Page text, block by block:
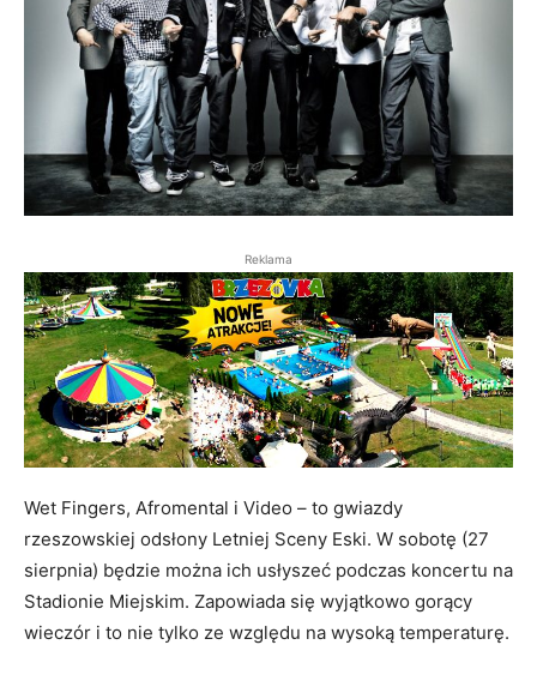
Reklama
Wet Fingers, Afromental i Video – to gwiazdy
rzeszowskiej odsłony Letniej Sceny Eski. W sobotę (27
sierpnia) będzie można ich usłyszeć podczas koncertu na
Stadionie Miejskim. Zapowiada się wyjątkowo gorący
wieczór i to nie tylko ze względu na wysoką temperaturę.